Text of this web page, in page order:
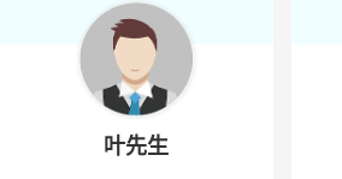
叶先生